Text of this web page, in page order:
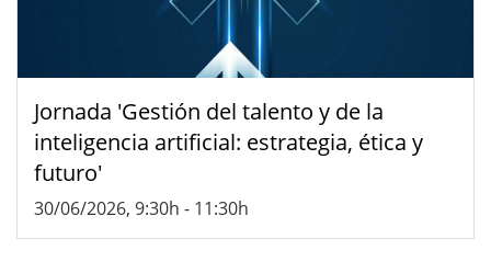
Jornada 'Gestión del talento y de la
inteligencia artificial: estrategia, ética y
futuro'
30/06/2026, 9:30h - 11:30h